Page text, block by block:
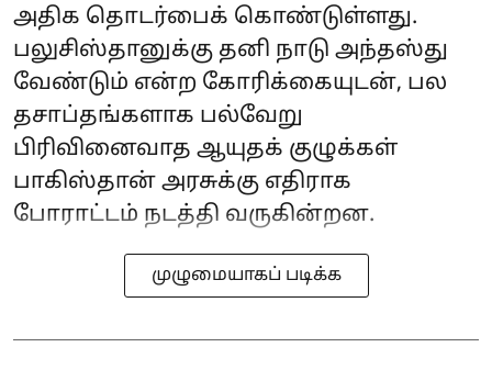
அதிக தொடர்பைக் கொண்டுள்ளது.
பலுசிஸ்தானுக்கு தனி நாடு அந்தஸ்து
வேண்டும் என்ற கோரிக்கையுடன், பல
தசாப்தங்களாக பல்வேறு
பிரிவினைவாத ஆயுதக் குழுக்கள்
பாகிஸ்தான் அரசுக்கு எதிராக
போராட்டம் நடத்தி வருகின்றன.
முழுமையாகப் படிக்க